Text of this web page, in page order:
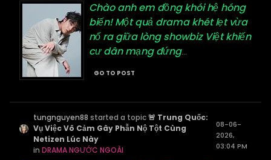
Chào anh em đồng khói hệ hóng
biến! Một quả drama khét lẹt vừa
nổ ra giữa lòng showbiz Việt khiến
cư dân mạng đứng...
GO TO POST
tungnguyen88 started a topic🚨 Trung Quốc:
Vụ Việc Vô Cảm Gây Phẫn Nộ Tột Cùng
Netizen Lúc Này
in DRAMA NGƯỚC NGOÀI
08-06-
2026,
03:04 PM